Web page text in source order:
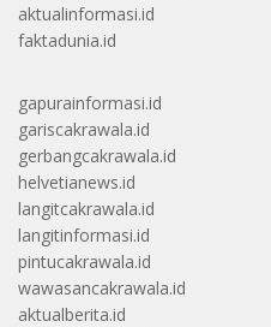
aktualinformasi.id
faktadunia.id
gapurainformasi.id
gariscakrawala.id
gerbangcakrawala.id
helvetianews.id
langitcakrawala.id
langitinformasi.id
pintucakrawala.id
wawasancakrawala.id
aktualberita.id